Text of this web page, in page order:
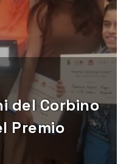
del Corbino
Premio